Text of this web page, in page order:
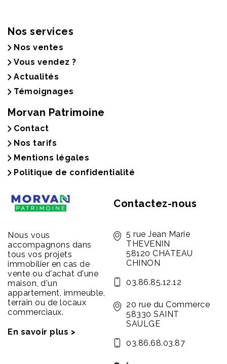
Nos services
Nos ventes
Vous vendez ?
Actualités
Témoignages
Morvan Patrimoine
Contact
Nos tarifs
Mentions légales
Politique de confidentialité
Nous vous
accompagnons dans
tous vos projets
immobilier en cas de
vente ou d'achat d'une
maison, d'un
appartement, immeuble,
terrain ou de locaux
commerciaux.
En savoir plus >
Contactez-nous
5 rue Jean Marie
THEVENIN
58120 CHATEAU
CHINON
03.86.85.12.12
20 rue du Commerce
58330 SAINT
SAULGE
03.86.68.03.87